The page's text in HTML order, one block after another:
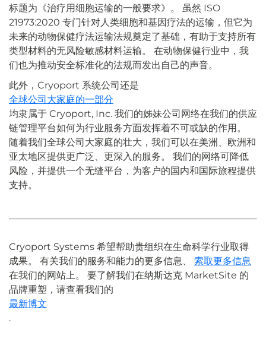
标题为《治疗用细胞运输的一般要求》。
虽然 ISO
21973:2020 专门针对人类细胞和基因疗法的运输，但它为
未来的动物保健疗法运输法规奠定了基础，有助于支持所有
类型材料的无风险敏感材料运输。 在动物保健行业中，我
们也为推动安全标准化的法规而发出自己的声音。
此外，Cryoport 系统公司还是
全球公司大家庭的一部分
均隶属于 Cryoport, Inc. 我们的姊妹公司网络在我们的供应
链管理平台如何为行业服务方面发挥着不可或缺的作用。
随着我们全球公司大家庭的壮大，我们可以在美洲、欧洲和
亚太地区提供更广泛、更深入的服务。 我们的网络可降低
风险，并提供一个无缝平台，为客户的国内和国际旅程提供
支持。
Cryoport Systems 希望帮助贵组织在生命科学行业取得
成果。 有关我们的服务和能力的更多信息、 索取更多信息
在我们的网站上。 要了解我们在纳斯达克 MarketSite 的
品牌重塑，请查看我们的
最新博文
.